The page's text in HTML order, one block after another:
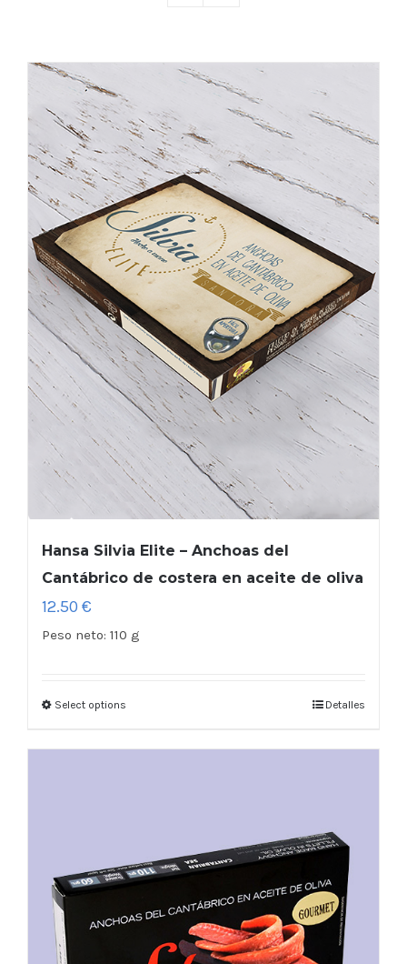
Hansa Silvia Elite – Anchoas del
Cantábrico de costera en aceite de oliva
12.50 €
Peso neto: 110 g
Select options Detalles